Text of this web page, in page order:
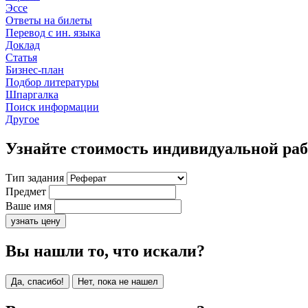
Эссе
Ответы на билеты
Перевод с ин. языка
Доклад
Статья
Бизнес-план
Подбор литературы
Шпаргалка
Поиск информации
Другое
Узнайте стоимость индивидуальной
Тип задания
Предмет
Ваше имя
узнать цену
Вы нашли то, что искали?
Да, спасибо! Нет, пока не нашел